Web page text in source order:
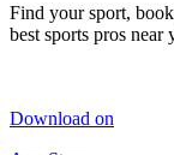
Find your sport,
best sports pros near
Download on